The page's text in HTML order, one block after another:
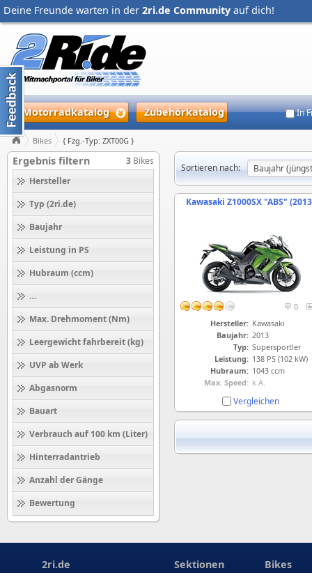
Deine Freunde warten in der 2ri.de Community auf dich!
Motorradkatalog Zubehörkatalog In
Bikes { Fzg.-Typ: ZXT00G }
Ergebnis filtern 3 Bikes
Hersteller
Typ (2ri.de)
Baujahr
Leistung in PS
Hubraum (ccm)
Höchstgeschwindigkeit (km/h)
Max. Drehmoment (Nm)
Leergewicht fahrbereit (kg)
UVP ab Werk
Abgasnorm
Bauart
Verbrauch auf 100 km (Liter)
Hinterradantrieb
Anzahl der Gänge
Bewertung
Sortieren nach:
Kawasaki Z1000SX "ABS"
0
Hersteller: Kawasaki
Baujahr: 2013
Typ: Supersportler
Leistung: 138 PS (102 kW)
Hubraum: 1043 ccm
Max. Speed: k.A.
Vergleichen
2ri.de Sektionen Bikes